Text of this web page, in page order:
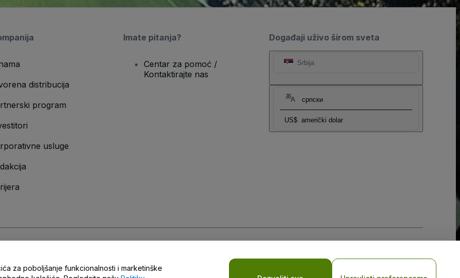
Događaji uživo širom sveta
Srbija
српски
US$ američki dolar
distribucija
program
usluge
Imate pitanja?
Centar za pomoć /
Kontaktirajte nas
za poboljšanje funkcionalnosti i marketinške